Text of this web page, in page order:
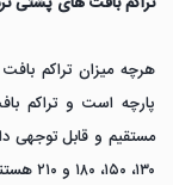
هرچه میزان تراکم
پارچه است و تراکم
مستقیم و قابل توجهی
۱۳۰، ۱۵۰، ۱۸۰ و ۲۱۰ هستند.